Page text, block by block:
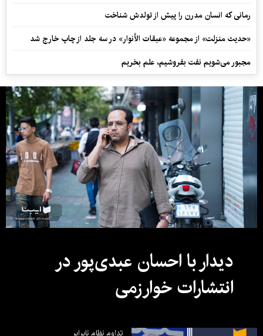
رمانی که انسان مدرن را پیش از تولدش شناخت
«حدیث منزلت» از مجموعه «عبقات الأنوار» در سه جلد از چاپ خارج شد
مجبور می‌شویم نفت بفروشیم، علم بخریم
دیدار با احسان عبدی‌پور در
انتشارات خوارزمی
تداوم نظام نابرابر